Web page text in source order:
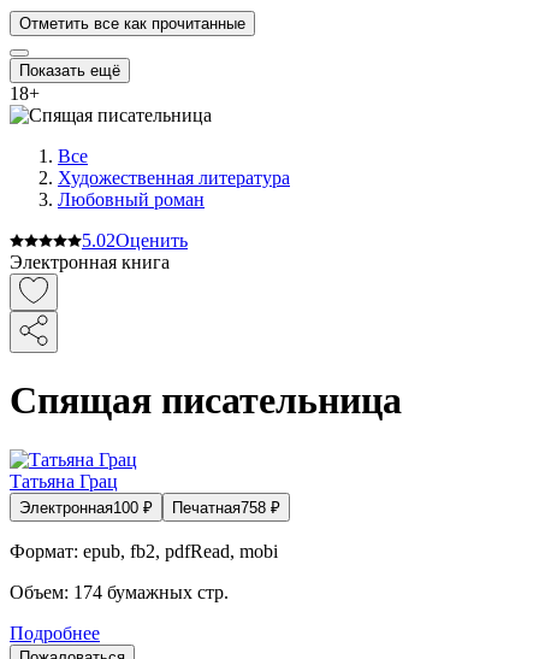
Отметить все как прочитанные
Показать ещё
18+
Все
Художественная литература
Любовный роман
5.02Оценить
Электронная книга
Спящая писательница
Татьяна Грац
Электронная100 ₽ Печатная758 ₽
Формат: epub, fb2, pdfRead, mobi
Объем: 174 бумажных стр.
Подробнее